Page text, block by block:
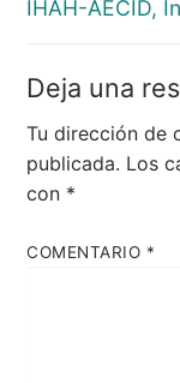
IHAH-AECID,
Deja una
Tu dirección de
publicada. Los
con *
COMENTARIO *